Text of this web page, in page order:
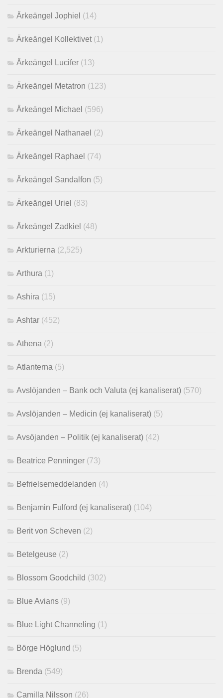
Ärkeängel Jophiel (14)
Ärkeängel Kollektivet (1)
Ärkeängel Lucifer (13)
Ärkeängel Metatron (123)
Ärkeängel Michael (596)
Ärkeängel Nathanael (2)
Ärkeängel Raphael (74)
Ärkeängel Sandalfon (5)
Ärkeängel Uriel (83)
Ärkeängel Zadkiel (48)
Arkturierna (2,525)
Arthura (1)
Ashira (15)
Ashtar (452)
Athena (2)
Atlanterna (5)
Avslöjanden – Bank och Valuta (ej kanaliserat) (570)
Avslöjanden – Medicin (ej kanaliserat) (5)
Avsöjanden – Politik (ej kanaliserat) (42)
Beatrice Penninger (73)
Befrielsemeddelanden (4)
Benjamin Fulford (ej kanaliserat) (104)
Berit von Scheven (2)
Betelgeuse (2)
Blossom Goodchild (302)
Blue Avians (9)
Blue Light Channeling (1)
Börge Höglund (5)
Brenda (549)
Camilla Nilsson (26)